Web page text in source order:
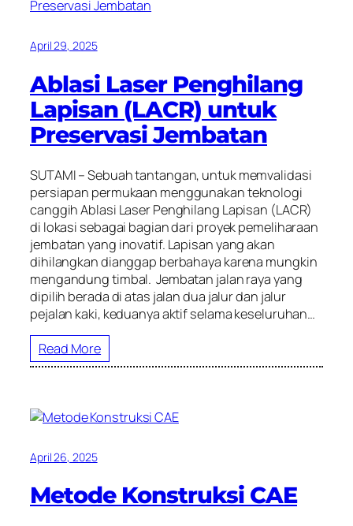
April 29, 2025
Ablasi Laser Penghilang
Lapisan (LACR) untuk
Preservasi Jembatan
SUTAMI – Sebuah tantangan, untuk memvalidasi
persiapan permukaan menggunakan teknologi
canggih Ablasi Laser Penghilang Lapisan (LACR)
di lokasi sebagai bagian dari proyek pemeliharaan
jembatan yang inovatif. Lapisan yang akan
dihilangkan dianggap berbahaya karena mungkin
mengandung timbal. Jembatan jalan raya yang
dipilih berada di atas jalan dua jalur dan jalur
pejalan kaki, keduanya aktif selama keseluruhan…
Read More
April 26, 2025
Metode Konstruksi CAE